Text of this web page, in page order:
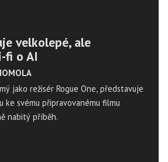
velkolepé, ale
fi o AI
jako režisér Rogue One, představuje
ke svému připravovanému filmu
nabitý příběh.